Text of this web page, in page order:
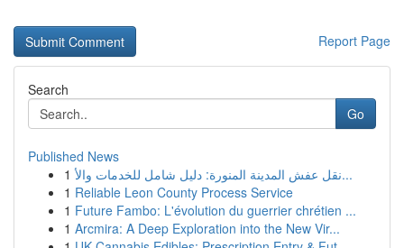
Report Page
Search
Go
Published News
1
نقل عفش المدينة المنورة: دليل شامل للخدمات والأ...
1 Reliable Leon County Process Service
1 Future Fambo: L'évolution du guerrier chrétien ...
1 Arcmira: A Deep Exploration into the New Vir...